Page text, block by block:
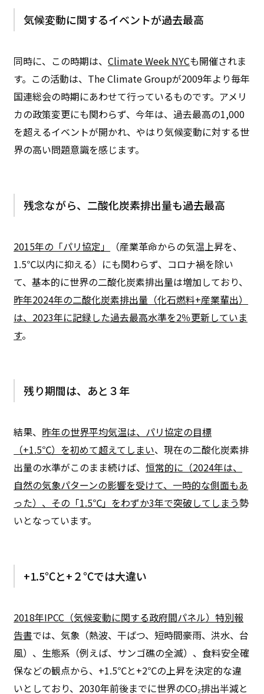
気候変動に関するイベントが過去最高
同時に、この時期は、Climate Week NYCも開催されま
す。この活動は、The Climate Groupが2009年より毎年
国連総会の時期にあわせて行っているものです。アメリ
カの政策変更にも関わらず、今年は、過去最高の1,000
を超えるイベントが開かれ、やはり気候変動に対する世
界の高い問題意識を感じます。
残念ながら、二酸化炭素排出量も過去最高
2015年の「パリ協定」
（産業革命からの気温上昇を、
1.5℃以内に抑える）にも関わらず、コロナ禍を除い
て、基本的に世界の二酸化炭素排出量は増加しており、
昨年2024年の二酸化炭素排出量（化石燃料+産業輩出）
は、2023年に記録した過去最高水準を2％更新していま
す。
残り期間は、あと３年
結果、 昨年の世界平均気温は、パリ協定の目標
（+1.5℃）を初めて超えてしまい、現在の二酸化炭素排
出量の水準がこのまま続けば、恒常的に（2024年は、
自然の気象パターンの影響を受けて、一時的な側面もあ
った）、その「1.5℃」をわずか3年で突破してしまう勢
いとなっています。
+1.5℃と+２℃では大違い
2018年IPCC（気候変動に関する政府間パネル）特別報
告書では、気象（熱波、干ばつ、短時間豪雨、洪水、台
風）、生態系（例えば、サンゴ礁の全滅）、食料安全確
保などの観点から、+1.5℃と+2℃の上昇を決定的な違
いとしており、2030年前後までに世界のCO₂排出半減と